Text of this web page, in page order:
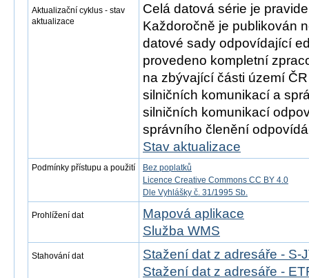
Aktualizační cyklus - stav
aktualizace
Celá datová série je
Každoročně je publikován
datové sady odpovídající
provedeno kompletní
na zbývající části území
silničních komunikací a
silničních komunikací
správního členění
Stav aktualizace
Podmínky přístupu a použití
Bez poplatků
Licence Creative Commons CC BY 4.0
Dle Vyhlášky č. 31/1995 Sb.
Prohlížení dat
Mapová aplikace
Služba WMS
Stahování dat
Stažení dat z adresáře - S-
Stažení dat z adresáře -